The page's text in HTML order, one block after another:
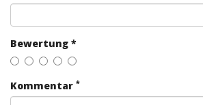
Bewertung *
Kommentar *